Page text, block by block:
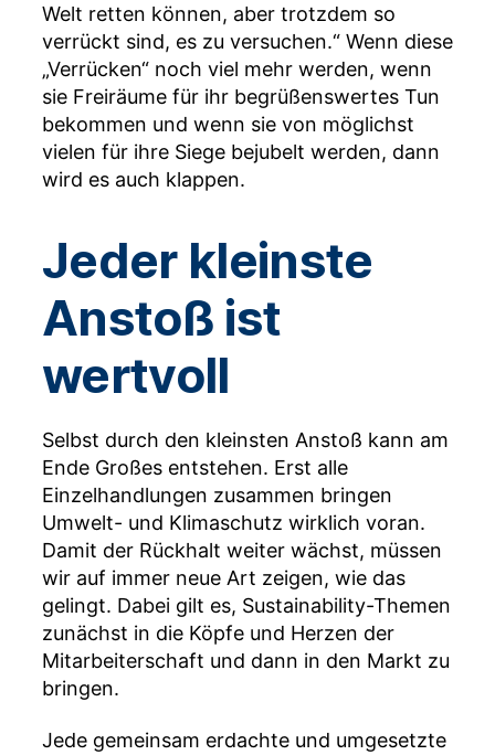
Welt retten können, aber trotzdem so
verrückt sind, es zu versuchen.“ Wenn diese
„Verrücken“ noch viel mehr werden, wenn
sie Freiräume für ihr begrüßenswertes Tun
bekommen und wenn sie von möglichst
vielen für ihre Siege bejubelt werden, dann
wird es auch klappen.
Jeder kleinste
Anstoß ist
wertvoll
Selbst durch den kleinsten Anstoß kann am
Ende Großes entstehen. Erst alle
Einzelhandlungen zusammen bringen
Umwelt- und Klimaschutz wirklich voran.
Damit der Rückhalt weiter wächst, müssen
wir auf immer neue Art zeigen, wie das
gelingt. Dabei gilt es, Sustainability-Themen
zunächst in die Köpfe und Herzen der
Mitarbeiterschaft und dann in den Markt zu
bringen.
Jede gemeinsam erdachte und umgesetzte